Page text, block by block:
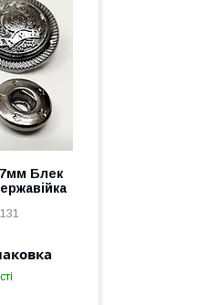
Блек